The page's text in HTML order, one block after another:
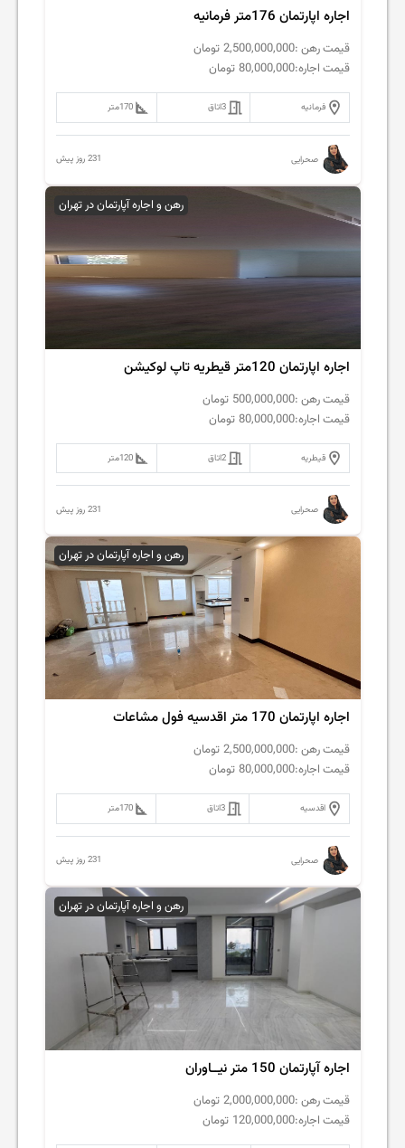
اجاره اپارتمان 176متر فرمانیه
قیمت رهن :2,500,000,000 تومان
قیمت اجاره:80,000,000 تومان
فرمانیه 3اتاق 170متر
صحرایی 231 روز پیش
رهن و اجاره آپارتمان در تهران
اجاره اپارتمان 120متر قیطریه تاپ لوکیشن
قیمت رهن :500,000,000 تومان
قیمت اجاره:80,000,000 تومان
قیطریه 2اتاق 120متر
صحرایی 231 روز پیش
رهن و اجاره آپارتمان در تهران
اجاره اپارتمان 170 متر اقدسیه فول مشاعات
قیمت رهن :2,500,000,000 تومان
قیمت اجاره:80,000,000 تومان
اقدسیه 3اتاق 170متر
صحرایی 231 روز پیش
رهن و اجاره آپارتمان در تهران
اجاره آپارتمان 150 متر نیــاوران
قیمت رهن :2,000,000,000 تومان
قیمت اجاره:120,000,000 تومان